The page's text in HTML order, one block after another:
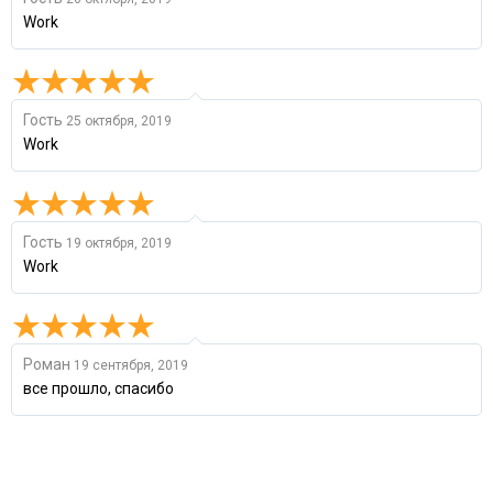
Work
Гость 25 октября, 2019
Work
Гость 19 октября, 2019
Work
Роман 19 сентября, 2019
все прошло, спасибо